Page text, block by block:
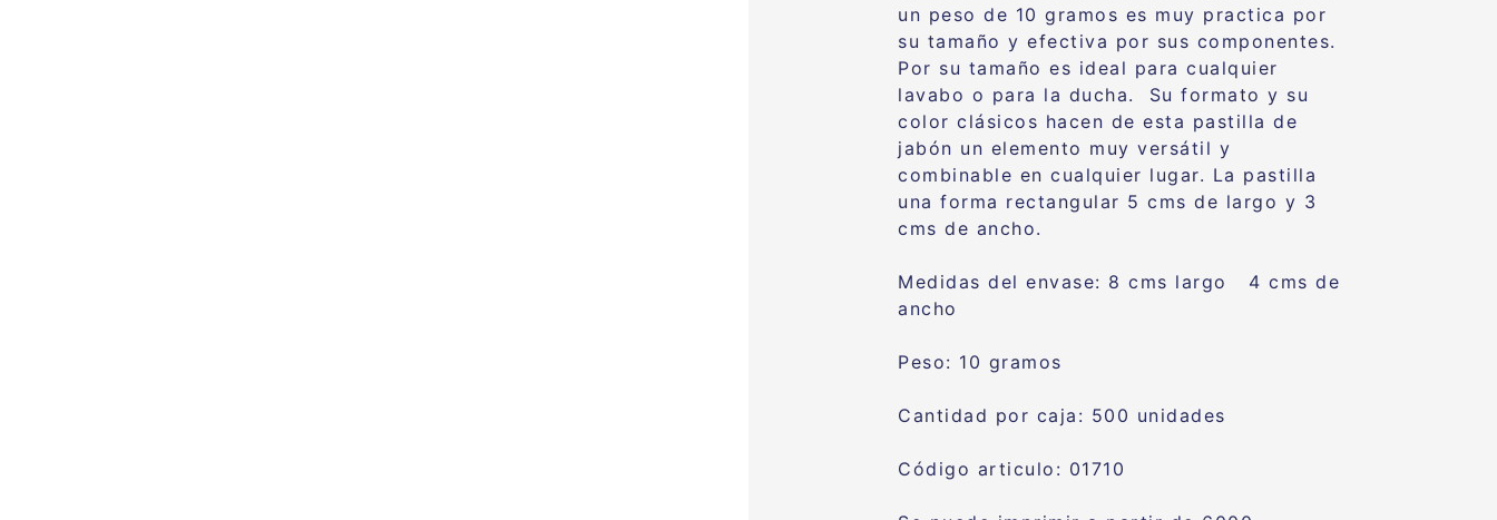
un peso de 10 gramos es muy practica por
su tamaño y efectiva por sus componentes.
Por su tamaño es ideal para cualquier
lavabo o para la ducha. Su formato y su
color clásicos hacen de esta pastilla de
jabón un elemento muy versátil y
combinable en cualquier lugar. La pastilla
una forma rectangular 5 cms de largo y 3
cms de ancho.
Medidas del envase: 8 cms largo 4 cms de
ancho
Peso: 10 gramos
Cantidad por caja: 500 unidades
Código articulo: 01710